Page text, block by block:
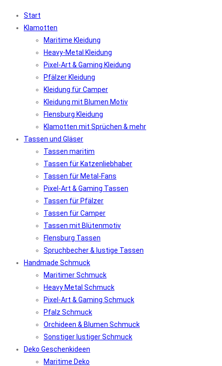
Start
Klamotten
Maritime Kleidung
Heavy-Metal Kleidung
Pixel-Art & Gaming Kleidung
Pfälzer Kleidung
Kleidung für Camper
Kleidung mit Blumen Motiv
Flensburg Kleidung
Klamotten mit Sprüchen & mehr
Tassen und Gläser
Tassen maritim
Tassen für Katzenliebhaber
Tassen für Metal-Fans
Pixel-Art & Gaming Tassen
Tassen für Pfälzer
Tassen für Camper
Tassen mit Blütenmotiv
Flensburg Tassen
Spruchbecher & lustige Tassen
Handmade Schmuck
Maritimer Schmuck
Heavy Metal Schmuck
Pixel-Art & Gaming Schmuck
Pfalz Schmuck
Orchideen & Blumen Schmuck
Sonstiger lustiger Schmuck
Deko Geschenkideen
Maritime Deko